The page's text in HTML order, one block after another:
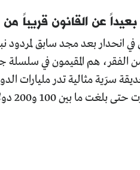
عن القانون قريباً من
في انحدار بعد مجد سابق
الفقر، هم المقيمون في
سرَية مثالية تدر
100 و200 دولار للكيلوغرام...